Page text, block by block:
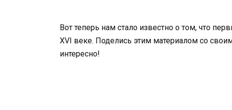
Вот теперь нам стало известно о том, что
XVI веке. Поделись этим материалом со
интересно!